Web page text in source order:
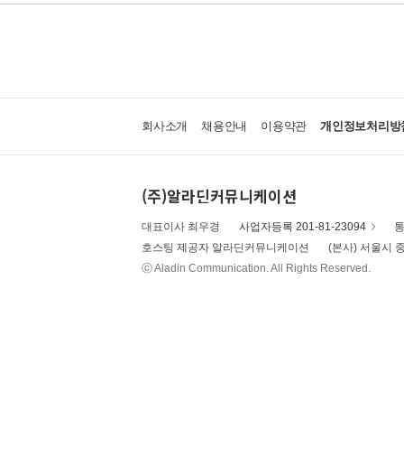
회사소개 채용안내 이용약관 개인정보처리방
(주)알라딘커뮤니케이션
대표이사 최우경 사업자등록 201-81-23094
호스팅 제공자 알라딘커뮤니케이션
(본사) 서울시
ⓒ Aladin Communication. All Rights Reserved.